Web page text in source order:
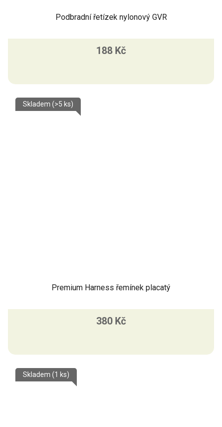
Podbradní řetízek nylonový GVR
188 Kč
Premium Harness řemínek placatý
Skladem (>5 ks)
380 Kč
Skladem (1 ks)